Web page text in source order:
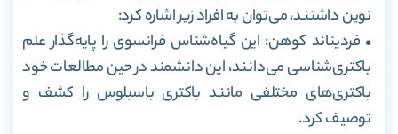
نوین داشتند، می‌توان به افراد زیر اشاره کرد:
• فردیناند کوهن: این گیاه‌شناس فرانسوی را پایه‌گذار علم
باکتری‌شناسی می‌دانند، این دانشمند در حین مطالعات خود
باکتری‌های مختلفی مانند باکتری باسیلوس را کشف و
توصیف کرد.